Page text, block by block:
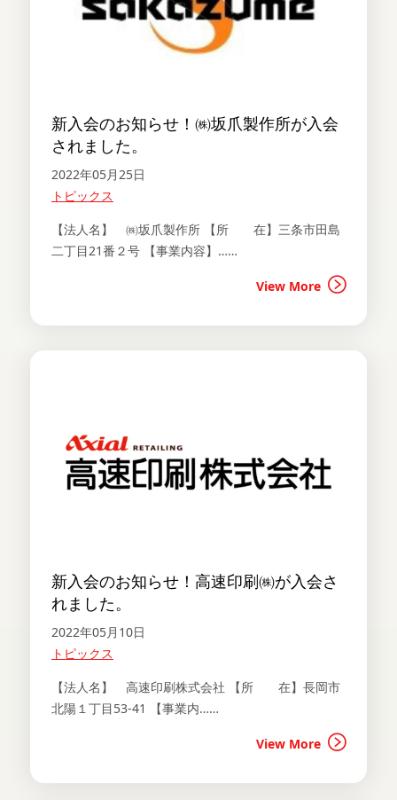
新入会のお知らせ！㈱坂爪製作所が入会
されました。
2022年05月25日
トピックス
【法人名】 ㈱坂爪製作所 【所 在】三条市田島
二丁目21番２号 【事業内容】……
View More
新入会のお知らせ！高速印刷㈱が入会さ
れました。
2022年05月10日
トピックス
【法人名】 高速印刷株式会社 【所 在】長岡市
北陽１丁目53-41 【事業内……
View More